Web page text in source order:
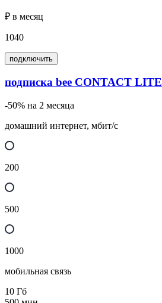
₽ в месяц
1040
подключить
подписка bee CONTACT LITE
-50% на 2 месяца
домашний интернет, мбит/с
200
500
1000
мобильная связь
10 Гб